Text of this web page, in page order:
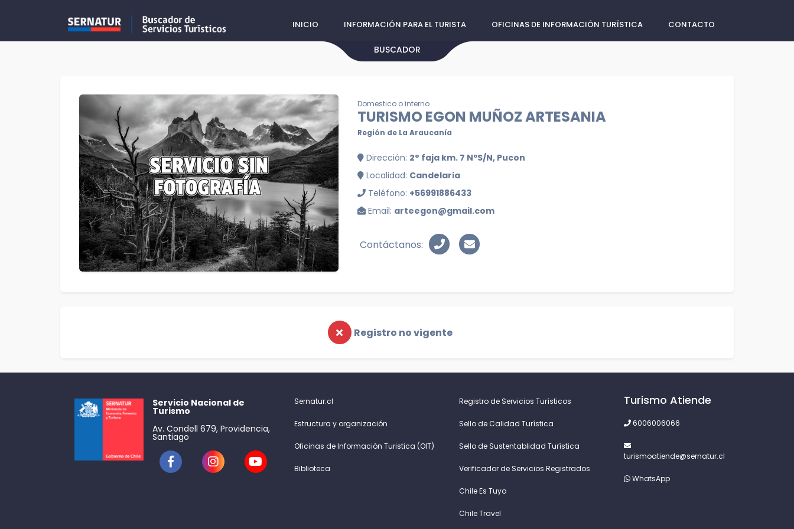
INICIO INFORMACIÓN PARA EL TURISTA OFICINAS DE INFORMACIÓN TURÍSTICA CONTACTO
BUSCADOR
Domestico o interno
TURISMO EGON MUÑOZ ARTESANIA
Región de La Araucanía
Dirección: 2° faja km. 7 NºS/N, Pucon
Localidad: Candelaria
Teléfono: +56991886433
Email: arteegon@gmail.com
Contáctanos:
Registro no vigente
Servicio Nacional de
Turismo
Av. Condell 679, Providencia,
Santiago
Sernatur.cl
Estructura y organización
Oficinas de Información Turistica (OIT)
Biblioteca
Registro de Servicios Turísticos
Sello de Calidad Turística
Sello de Sustentablidad Turística
Verificador de Servicios Registrados
Chile Es Tuyo
Chile Travel
Turismo Atiende
6006006066
turismoatiende@sernatur.cl
WhatsApp